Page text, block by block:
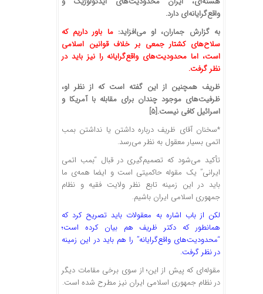
واقع‌گرایانه‌ای دارد.
به گزارش جماران، او می‌افزاید:ما باور داریم که
سلاح‌های کشتار جمعی بر خلاف قوانین اسلامی
است، اما محدودیت‌های واقع‌گرایانه را نیز باید در
نظر گرفت.
ظریف همچنین از این گفته است که از نظر او،
ظرفیت‌های موجود چندان برای مقابله با آمریکا و
اسرائیل کافی نیست.[5]
*سخنان آقای ظریف درباره داشتن یا نداشتن بمب
اتمی بسیار معقول به نظر می‌رسد.
تأکید می‌شود که تصمیم‌گیری در قبال “بمب اتمی
ایرانی” یک مقوله حاکمیتی است و ایضا همه‌ی ما
باید در این زمینه تابع نظر ولایت فقیه و نظام
جمهوری اسلامی ایران باشیم.
لکن از باب اشاره به معقولات باید تصریح کرد که
همانطور که دکتر ظریف هم بیان کرده است؛
“محدودیت‌های واقع‌گرایانه” را هم باید در این زمینه
در نظر گرفت.
مقوله‌ای که پیش از این؛ از سوی برخی مقامات دیگر
در نظام جمهوری اسلامی ایران نیز مطرح شده است.